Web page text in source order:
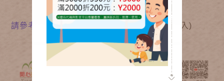
請參考YOYTUBE影片_ ㄇ型支架組裝法(請點入)